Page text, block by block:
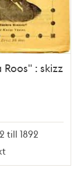
Roos" : skizz
till 1892